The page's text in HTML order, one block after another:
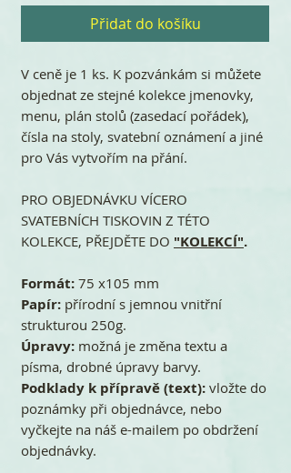
Přidat do košíku
V ceně je 1 ks. K pozvánkám si můžete
objednat ze stejné kolekce jmenovky,
menu, plán stolů (zasedací pořádek),
čísla na stoly, svatební oznámení a jiné
pro Vás vytvořím na přání.
PRO OBJEDNÁVKU VÍCERO
SVATEBNÍCH TISKOVIN Z TÉTO
KOLEKCE, PŘEJDĚTE DO "KOLEKCÍ".
Formát: 75 x105 mm
Papír: přírodní s jemnou vnitřní
strukturou 250g.
Úpravy: možná je změna textu a
písma, drobné úpravy barvy.
Podklady k přípravě (text): vložte do
poznámky při objednávce, nebo
vyčkejte na náš e-mailem po obdržení
objednávky.